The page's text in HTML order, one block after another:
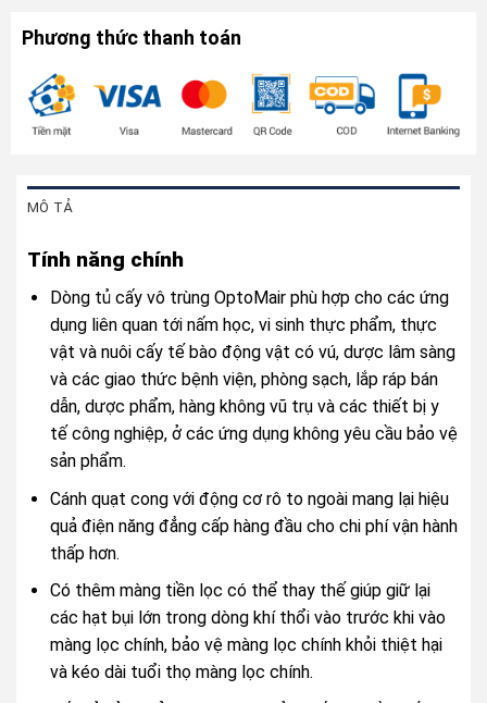
Phương thức thanh toán
MÔ TẢ
Tính năng chính
Dòng tủ cấy vô trùng OptoMair phù hợp cho các ứng
dụng liên quan tới nấm học, vi sinh thực phẩm, thực
vật và nuôi cấy tế bào động vật có vú, dược lâm sàng
và các giao thức bệnh viện, phòng sạch, lắp ráp bán
dẫn, dược phẩm, hàng không vũ trụ và các thiết bị y
tế công nghiệp, ở các ứng dụng không yêu cầu bảo vệ
sản phẩm.
Cánh quạt cong với động cơ rô to ngoài mang lại hiệu
quả điện năng đẳng cấp hàng đầu cho chi phí vận hành
thấp hơn.
Có thêm màng tiền lọc có thể thay thế giúp giữ lại
các hạt bụi lớn trong dòng khí thổi vào trước khi vào
màng lọc chính, bảo vệ màng lọc chính khỏi thiệt hại
và kéo dài tuổi thọ màng lọc chính.